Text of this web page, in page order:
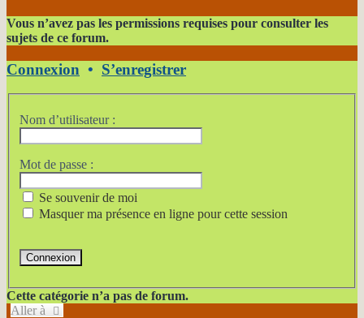
Vous n’avez pas les permissions requises pour consulter les
sujets de ce forum.
Connexion • S’enregistrer
Nom d’utilisateur :
Mot de passe :
Se souvenir de moi
Masquer ma présence en ligne pour cette session
Cette catégorie n’a pas de forum.
Aller à